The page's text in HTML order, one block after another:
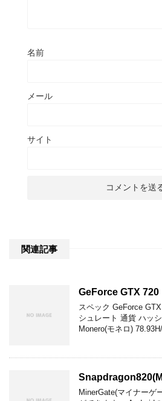
名前
メール
サイト
関連記事
GeForce GTX 720
スペック GeForce
シュレート 通貨 ハッ
Monero(モネロ)
MinerGate(マイナーゲ